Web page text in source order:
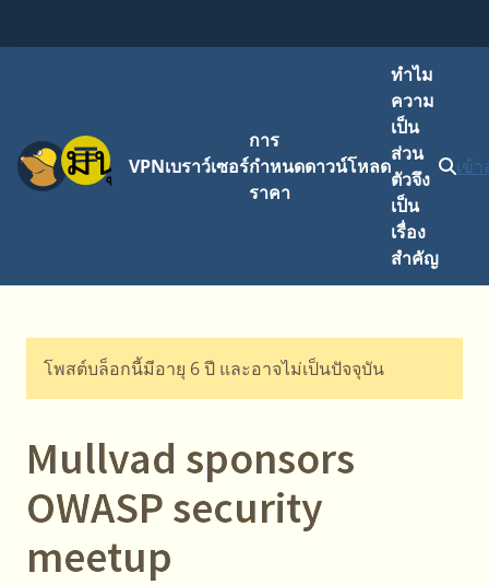
เมนู VPNเบราว์เซอร์
การ
กำหนด
ราคา
ดาวน์โหลด
ทำไม
ความ
เป็น
ส่วน
ตัวจึง
เป็น
เรื่อง
สำคัญ
เข้
โพสต์บล็อกนี้มีอายุ 6 ปี และอาจไม่เป็นปัจจุบัน
Mullvad sponsors
OWASP security
meetup